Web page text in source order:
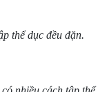
thể dục đều đặn.